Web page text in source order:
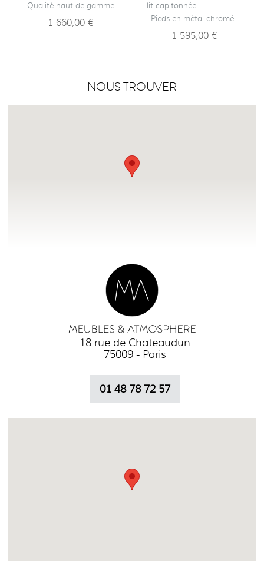
· Qualité haut de gamme
1 660,00 €
lit capitonnée
· Pieds en métal chromé
1 595,00 €
NOUS TROUVER
18 rue de Chateaudun
75009 - Paris
01 48 78 72 57